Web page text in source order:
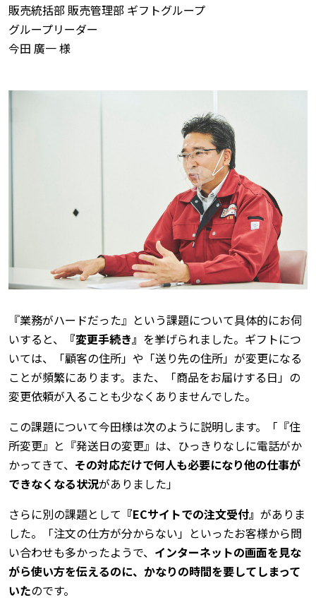
販売統括部 販売管理部 ギフトグループ
グループリーダー
今田 廣一 様
『業務がハードだった』という課題について具体的にお伺
いすると、
『変更手続き』 を挙げられました。ギフトにつ
いては、「顧客の住所」や「送り先の住所」が変更になる
ことが頻繁にあります。また、「商品をお届けする日」の
変更依頼が入ることも少なくありませんでした。
この課題について今田様は次のように説明します。「『住
所変更』と『発送日の変更』は、ひっきりなしに電話がか
かってきて、 その対応だけで何人も必要になり他の仕事が
できなくなる状況がありました」
さらに別の課題として 『ECサイトでの注文受付』 がありま
した。「注文の仕方が分からない」といったお客様から問
い合わせも多かったようで、 インターネットの画面を見な
がら使い方を伝えるのに、かなりの時間を要してしまって
いたのです。